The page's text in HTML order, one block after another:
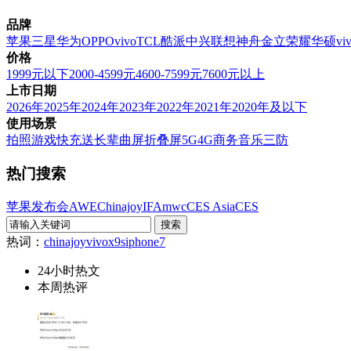
品牌
苹果三星华为OPPOvivoTCL酷派中兴联想神舟金立荣耀华硕
价格
1999元以下2000-4599元4600-7599元7600元以上
上市日期
2026年2025年2024年2023年2022年2021年2020年及以下
使用场景
拍照游戏快充送长辈曲屏折叠屏5G4G商务音乐三防
热门搜索
苹果发布会AWEChinajoyIFAmwcCES AsiaCES
热词： chinajoyvivox9siphone7
24小时热文
本周热评